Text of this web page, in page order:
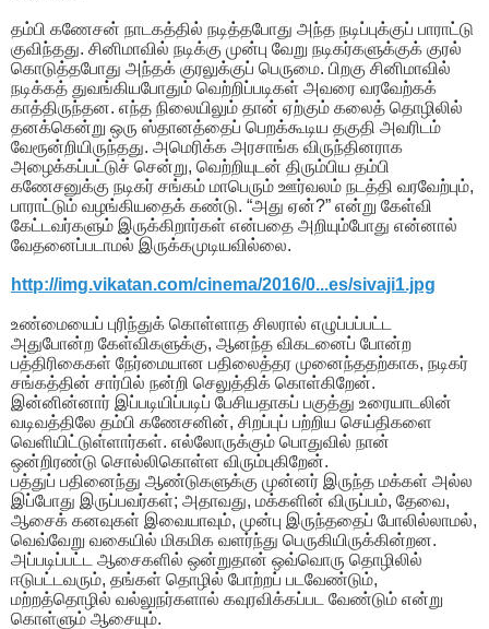
தம்பி கணேசன் நாடகத்தில் நடித்தபோது அந்த நடிப்புக்குப் பாராட்டு
குவிந்தது. சினிமாவில் நடிக்கு முன்பு வேறு நடிகர்களுக்குக் குரல்
கொடுத்தபோது அந்தக் குரலுக்குப் பெருமை. பிறகு சினிமாவில்
நடிக்கத் துவங்கியபோதும் வெற்றிப்படிகள் அவரை வரவேற்கக்
காத்திருந்தன. எந்த நிலையிலும் தான் ஏற்கும் கலைத் தொழிலில்
தனக்கென்று ஒரு ஸ்தானத்தைப் பெறக்கூடிய தகுதி அவரிடம்
வேரூன்றியிருந்தது. அமெரிக்க அரசாங்க விருந்தினராக
அழைக்கப்பட்டுச் சென்று, வெற்றியுடன் திரும்பிய தம்பி
கணேசனுக்கு நடிகர் சங்கம் மாபெரும் ஊர்வலம் நடத்தி வரவேற்பும்,
பாராட்டும் வழங்கியதைக் கண்டு. “அது ஏன்?” என்று கேள்வி
கேட்டவர்களும் இருக்கிறார்கள் என்பதை அறியும்போது என்னால்
வேதனைப்படாமல் இருக்கமுடியவில்லை.
http://img.vikatan.com/cinema/2016/0...es/sivaji1.jpg
உண்மையைப் புரிந்துக் கொள்ளாத சிலரால் எழுப்பப்பட்ட
அதுபோன்ற கேள்விகளுக்கு, ஆனந்த விகடனைப் போன்ற
பத்திரிகைகள் நேர்மையான பதிலைத்தர முனைந்ததற்காக, நடிகர்
சங்கத்தின் சார்பில் நன்றி செலுத்திக் கொள்கிறேன்.
இன்னின்னார் இப்படியிப்படிப் பேசியதாகப் பகுத்து உரையாடலின்
வடிவத்திலே தம்பி கணேசனின், சிறப்புப் பற்றிய செய்திகளை
வெளியிட்டுள்ளார்கள். எல்லோருக்கும் பொதுவில் நான்
ஒன்றிரண்டு சொல்லிகொள்ள விரும்புகிறேன்.
பத்துப் பதினைந்து ஆண்டுகளுக்கு முன்னர் இருந்த மக்கள் அல்ல
இப்போது இருப்பவர்கள்; அதாவது, மக்களின் விருப்பம், தேவை,
ஆசைக் கனவுகள் இவையாவும், முன்பு இருந்ததைப் போலில்லாமல்,
வெவ்வேறு வகையில் மிகமிக வளர்ந்து பெருகியிருக்கின்றன.
அப்படிப்பட்ட ஆசைகளில் ஒன்றுதான் ஒவ்வொரு தொழிலில்
ஈடுபட்டவரும், தங்கள் தொழில் போற்றப் படவேண்டும்,
மற்றத்தொழில் வல்லுநர்களால் கவுரவிக்கப்பட வேண்டும் என்று
கொள்ளும் ஆசையும்.